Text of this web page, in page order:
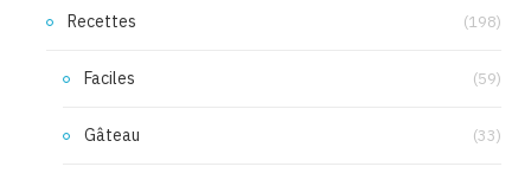
Recettes (198)
Faciles (59)
Gâteau (33)